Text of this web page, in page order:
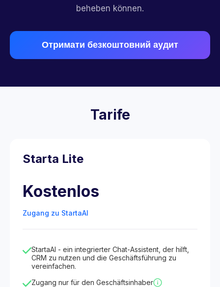
beheben können.
Отримати безкоштовний аудит
Tarife
Starta Lite
Kostenlos
Zugang zu StartaAI
StartaAI - ein integrierter Chat-Assistent, der hilft,
CRM zu nutzen und die Geschäftsführung zu
vereinfachen.
Zugang nur für den Geschäftsinhaber